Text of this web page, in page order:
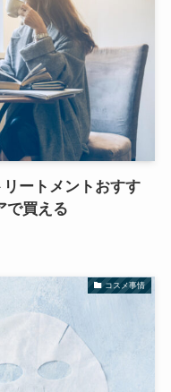
ートメントおすす
で買える
コスメ事情